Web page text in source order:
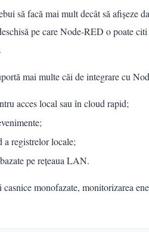
să facă mai mult decât să afișeze
pe care Node-RED o poate
mai multe căi de integrare cu
acces local sau în cloud rapid;
a registrelor locale;
pe rețeaua LAN.
monofazate, monitorizarea